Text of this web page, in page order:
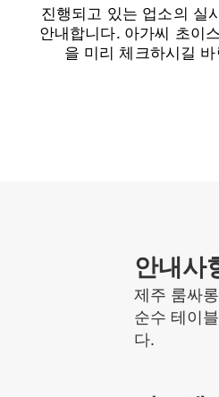
진행되고 있는 업소의 실
안내합니다. 아가씨 초이
을 미리 체크하시길
안내사
제주 룸싸
순수 테이
다.